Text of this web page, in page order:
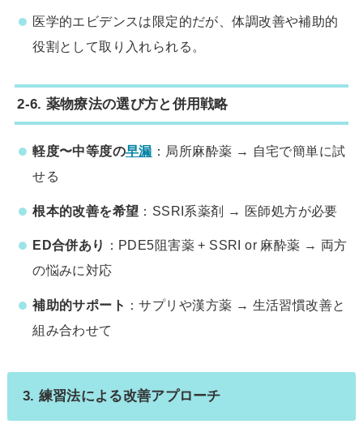
医学的エビデンスは限定的だが、体調改善や補助的
役割として取り入れられる。
2-6. 薬物療法の選び方と併用戦略
軽度〜中等度の早漏 ：局所麻酔薬 → 自宅で簡単に試
せる
根本的改善を希望 ：SSRI系薬剤 → 医師処方が必要
ED合併あり
：PDE5阻害薬 + SSRI or 麻酔薬 → 両方
の悩みに対応
補助的サポート ：サプリや漢方薬 → 生活習慣改善と
組み合わせて
3. 練習法による改善アプローチ